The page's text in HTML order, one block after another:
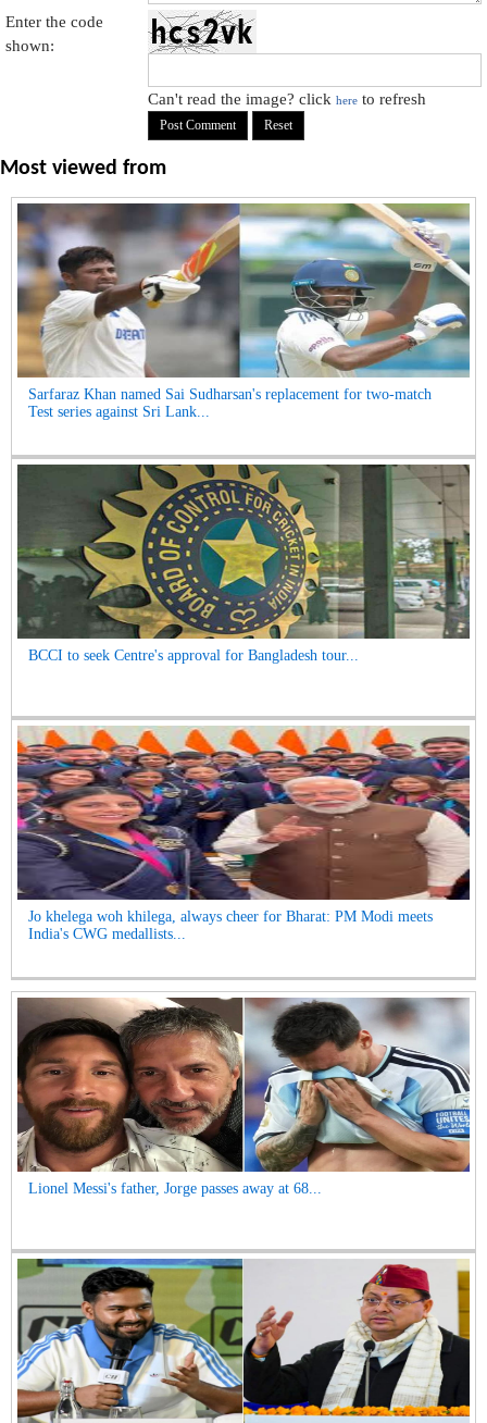
Enter the code
shown:
Can't read the image? clickhere to refresh
Most viewed from
Sarfaraz Khan named Sai Sudharsan's replacement for two-match
Test series against Sri Lank...
BCCI to seek Centre's approval for Bangladesh tour...
Jo khelega woh khilega, always cheer for Bharat: PM Modi meets
India's CWG medallists...
Lionel Messi's father, Jorge passes away at 68...